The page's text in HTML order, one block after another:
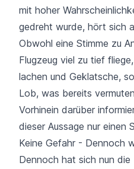
mit hoher
gedreht wurde, hört sich
Obwohl eine Stimme zu
Flugzeug viel zu tief
lachen und Geklatsche,
Lob, was bereits
Vorhinein darüber
dieser Aussage nur einen
Keine Gefahr - Dennoch
Dennoch hat sich nun